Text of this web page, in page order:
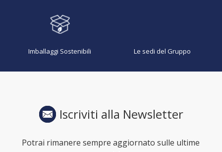
Imballaggi Sostenibili Le sedi del Gruppo
Iscriviti alla Newsletter
Potrai rimanere sempre aggiornato sulle ultime